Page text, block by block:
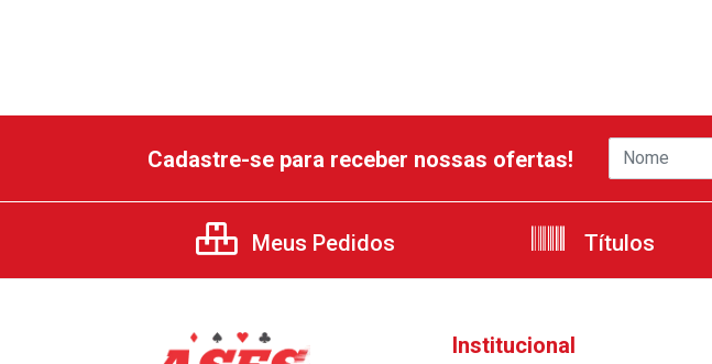
Cadastre-se para receber nossas ofertas!
Meus Pedidos Títulos
Institucional